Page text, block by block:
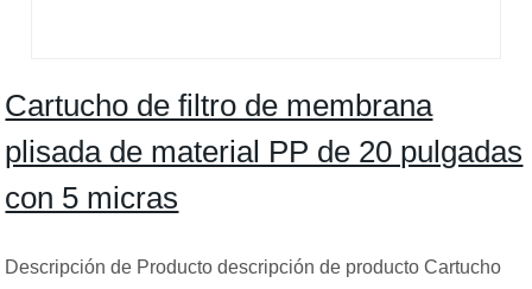
Cartucho de filtro de membrana
plisada de material PP de 20 pulgadas
con 5 micras
Descripción de Producto descripción de producto Cartucho